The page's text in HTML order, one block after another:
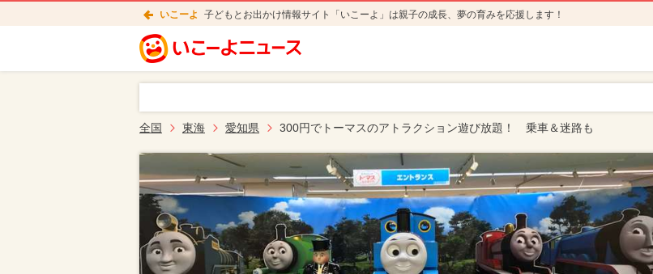
いこーよ 子どもとお出かけ情報サイト「いこーよ」は親子の成長、夢の育みを応援します！
全国 東海 愛知県 300円でトーマスのアトラクション遊び放題！ 乗車＆迷路も